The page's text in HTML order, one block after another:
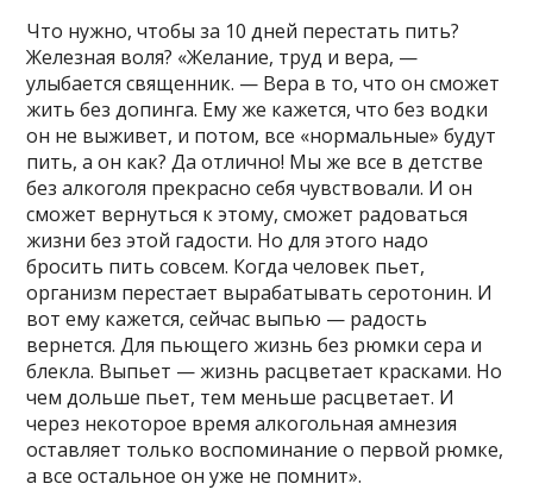
Что нужно, чтобы за 10 дней перестать пить?
Железная воля? «Желание, труд и вера, —
улыбается священник. — Вера в то, что он сможет
жить без допинга. Ему же кажется, что без водки
он не выживет, и потом, все «нормальные» будут
пить, а он как? Да отлично! Мы же все в детстве
без алкоголя прекрасно себя чувствовали. И он
сможет вернуться к этому, сможет радоваться
жизни без этой гадости. Но для этого надо
бросить пить совсем. Когда человек пьет,
организм перестает вырабатывать серотонин. И
вот ему кажется, сейчас выпью — радость
вернется. Для пьющего жизнь без рюмки сера и
блекла. Выпьет — жизнь расцветает красками. Но
чем дольше пьет, тем меньше расцветает. И
через некоторое время алкогольная амнезия
оставляет только воспоминание о первой рюмке,
а все остальное он уже не помнит».